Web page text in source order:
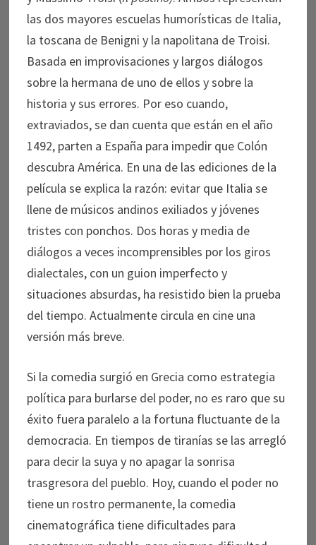
las dos mayores escuelas humorísticas de Italia,
la toscana de Benigni y la napolitana de Troisi.
Basada en improvisaciones y largos diálogos
sobre la hermana de uno de ellos y sobre la
historia y sus errores. Por eso cuando,
extraviados, se dan cuenta que están en el año
1492, parten a España para impedir que Colón
descubra América. En una de las ediciones de la
película se explica la razón: evitar que Italia se
llene de músicos andinos exiliados y jóvenes
tristes con ponchos. Dos horas y media de
diálogos a veces incomprensibles por los giros
dialectales, con un guion imperfecto y
situaciones absurdas, ha resistido bien la prueba
del tiempo. Actualmente circula en cine una
versión más breve.
Si la comedia surgió en Grecia como estrategia
política para burlarse del poder, no es raro que su
éxito fuera paralelo a la fortuna fluctuante de la
democracia. En tiempos de tiranías se las arregló
para decir la suya y no apagar la sonrisa
trasgresora del pueblo. Hoy, cuando el poder no
tiene un rostro permanente, la comedia
cinematográfica tiene dificultades para